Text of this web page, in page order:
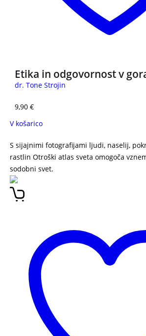
Etika in odgovornost v
dr. Tone Strojin
9,90 €
V košarico
S sijajnimi fotografijami ljudi, naselij,
rastlin Otroški atlas sveta omogoča
sodobni svet.